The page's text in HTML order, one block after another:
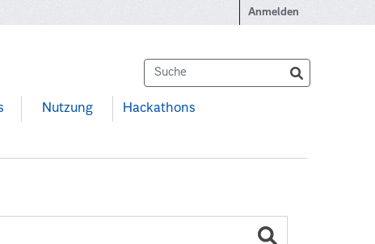
Anmelden
Nutzung Hackathons